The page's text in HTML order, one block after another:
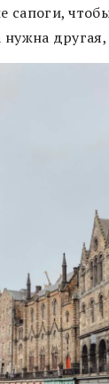
сапоги,
нужна